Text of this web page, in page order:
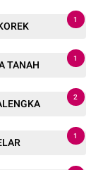
1
TANAH
1
2
1